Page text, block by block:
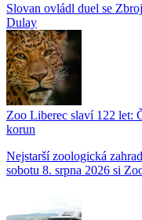
Slovan ovládl duel se
Dulay
Zoo Liberec slaví 122 let:
korun
Nejstarší zoologická
sobotu 8. srpna 2026 si